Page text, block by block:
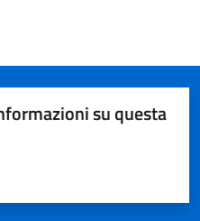
su questa
su 5